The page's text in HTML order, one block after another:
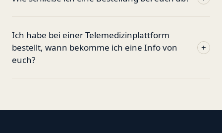
Ich habe bei einer Telemedizinplattform
bestellt, wann bekomme ich eine Info von
euch?
+